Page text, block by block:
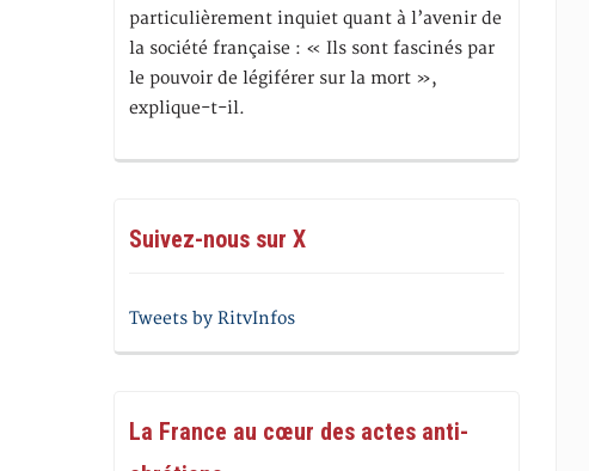
particulièrement inquiet quant à l’avenir de
la société française : « Ils sont fascinés par
le pouvoir de légiférer sur la mort »,
explique-t-il.
Suivez-nous sur X
Tweets by RitvInfos
La France au cœur des actes anti-